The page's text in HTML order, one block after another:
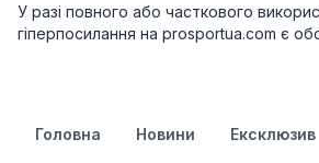
У разі повного або часткового
гіперпосилання на prosportua.com є
Головна Новини Ексклюзив